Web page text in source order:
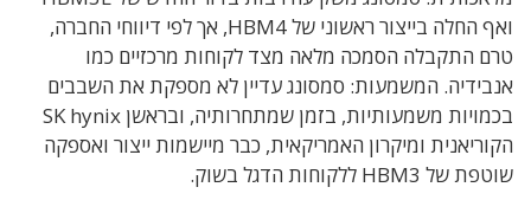
ואף החלה בייצור ראשוני של HBM4, אך לפי דיווחי החברה,
טרם התקבלה הסמכה מלאה מצד לקוחות מרכזיים כמו
אנבידיה. המשמעות: סמסונג עדיין לא מספקת את השבבים
בכמויות משמעותיות, בזמן שמתחרותיה, ובראשן SK hynix
הקוריאנית ומיקרון האמריקאית, כבר מיישמות ייצור ואספקה
שוטפת של HBM3 ללקוחות הדגל בשוק.